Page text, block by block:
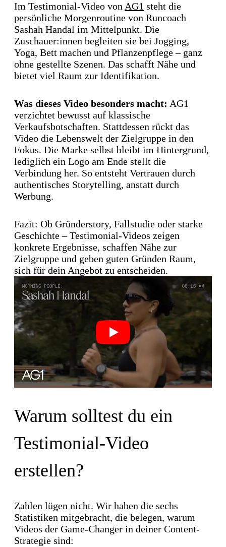
Im Testimonial-Video von AG1 steht die
persönliche Morgenroutine von Runcoach
Sashah Handal im Mittelpunkt. Die
Zuschauer:innen begleiten sie bei Jogging,
Yoga, Bett machen und Pflanzenpflege – ganz
ohne gestellte Szenen. Das schafft Nähe und
bietet viel Raum zur Identifikation.
Was dieses Video besonders macht: AG1
verzichtet bewusst auf klassische
Verkaufsbotschaften. Stattdessen rückt das
Video die Lebenswelt der Zielgruppe in den
Fokus. Die Marke selbst bleibt im Hintergrund,
lediglich ein Logo am Ende stellt die
Verbindung her. So entsteht Vertrauen durch
authentisches Storytelling, anstatt durch
Werbung.
Fazit: Ob Gründerstory, Fallstudie oder starke
Geschichte – Testimonial-Videos zeigen
konkrete Ergebnisse, schaffen Nähe zur
Zielgruppe und geben guten Gründen Raum,
sich für dein Angebot zu entscheiden.
Play
Warum solltest du ein
Testimonial-Video
erstellen?
Zahlen lügen nicht. Wir haben die sechs
Statistiken mitgebracht, die belegen, warum
Videos der Game-Changer in deiner Content-
Strategie sind: